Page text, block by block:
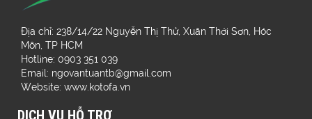
Địa chỉ: 238/14/22 Nguyễn Thị Thử, Xuân Thới Sơn, Hóc
Môn, TP HCM
Hotline: 0903 351 039
Email: ngovantuantb@gmail.com
Website: www.kotofa.vn
DỊCH VỤ HỖ TRỢ